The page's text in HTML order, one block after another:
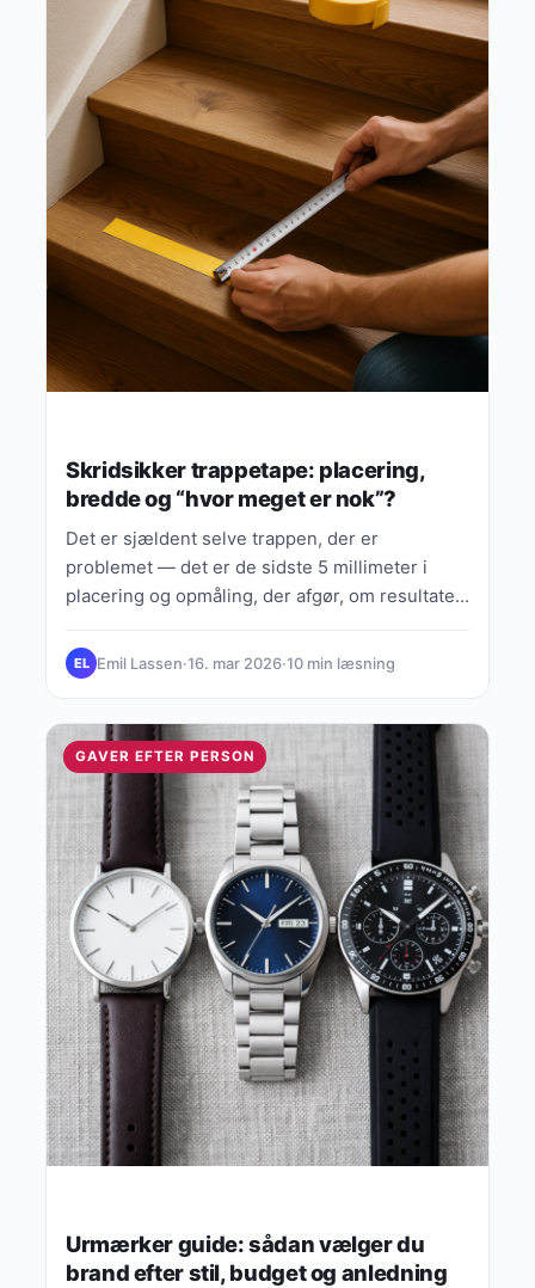
Skridsikker trappetape: placering,
bredde og “hvor meget er nok”?
Det er sjældent selve trappen, der er
problemet — det er de sidste 5 millimeter i
placering og opmåling, der afgør, om resultatet
EL Emil Lassen·16. mar 2026·10 min læsning
GAVER EFTER PERSON
Urmærker guide: sådan vælger du
brand efter stil, budget og anledning